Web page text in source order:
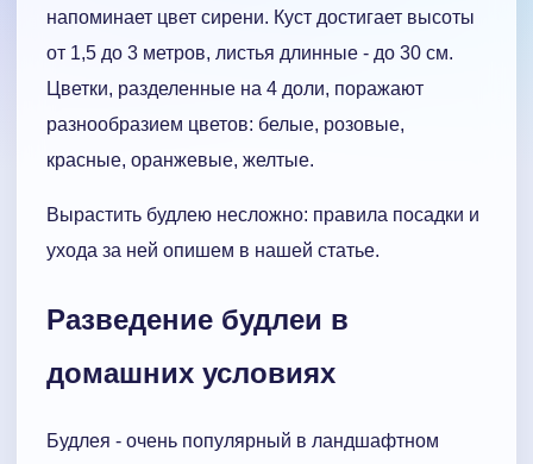
напоминает цвет сирени. Куст достигает высоты
от 1,5 до 3 метров, листья длинные - до 30 см.
Цветки, разделенные на 4 доли, поражают
разнообразием цветов: белые, розовые,
красные, оранжевые, желтые.
Вырастить будлею несложно: правила посадки и
ухода за ней опишем в нашей статье.
Разведение будлеи в
домашних условиях
Будлея - очень популярный в ландшафтном